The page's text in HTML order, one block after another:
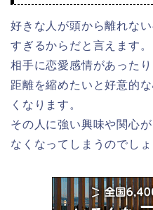
好きな人が頭から離れな
すぎるからだと言えます。
相手に恋愛感情があった
距離を縮めたいと好意的
くなります。
その人に強い興味や関心
なくなってしまうのでしょ